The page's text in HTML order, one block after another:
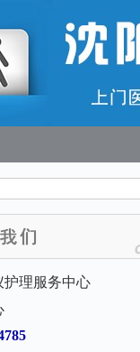
护理服务中心